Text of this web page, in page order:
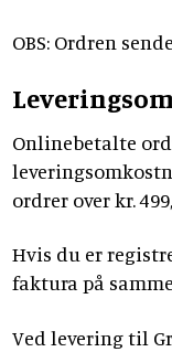
OBS: Ordren
Onlinebetalte
ordrer over kr.
Hvis du er
faktura på
Ved levering til